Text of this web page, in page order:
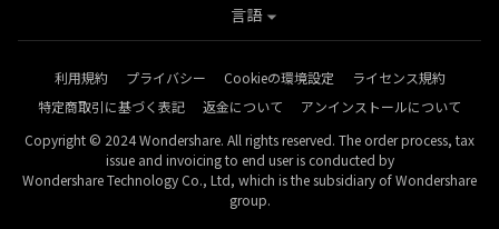
利用規約 プライバシー Cookieの環境設定
ライセンス規約
特定商取引に基づく表記
返金について
アンインストールについて
Copyright © 2024 Wondershare. All rights reserved. The order process, tax
issue and invoicing to end user is conducted by
Wondershare Technology Co., Ltd, which is the subsidiary of Wondershare
group.
言語